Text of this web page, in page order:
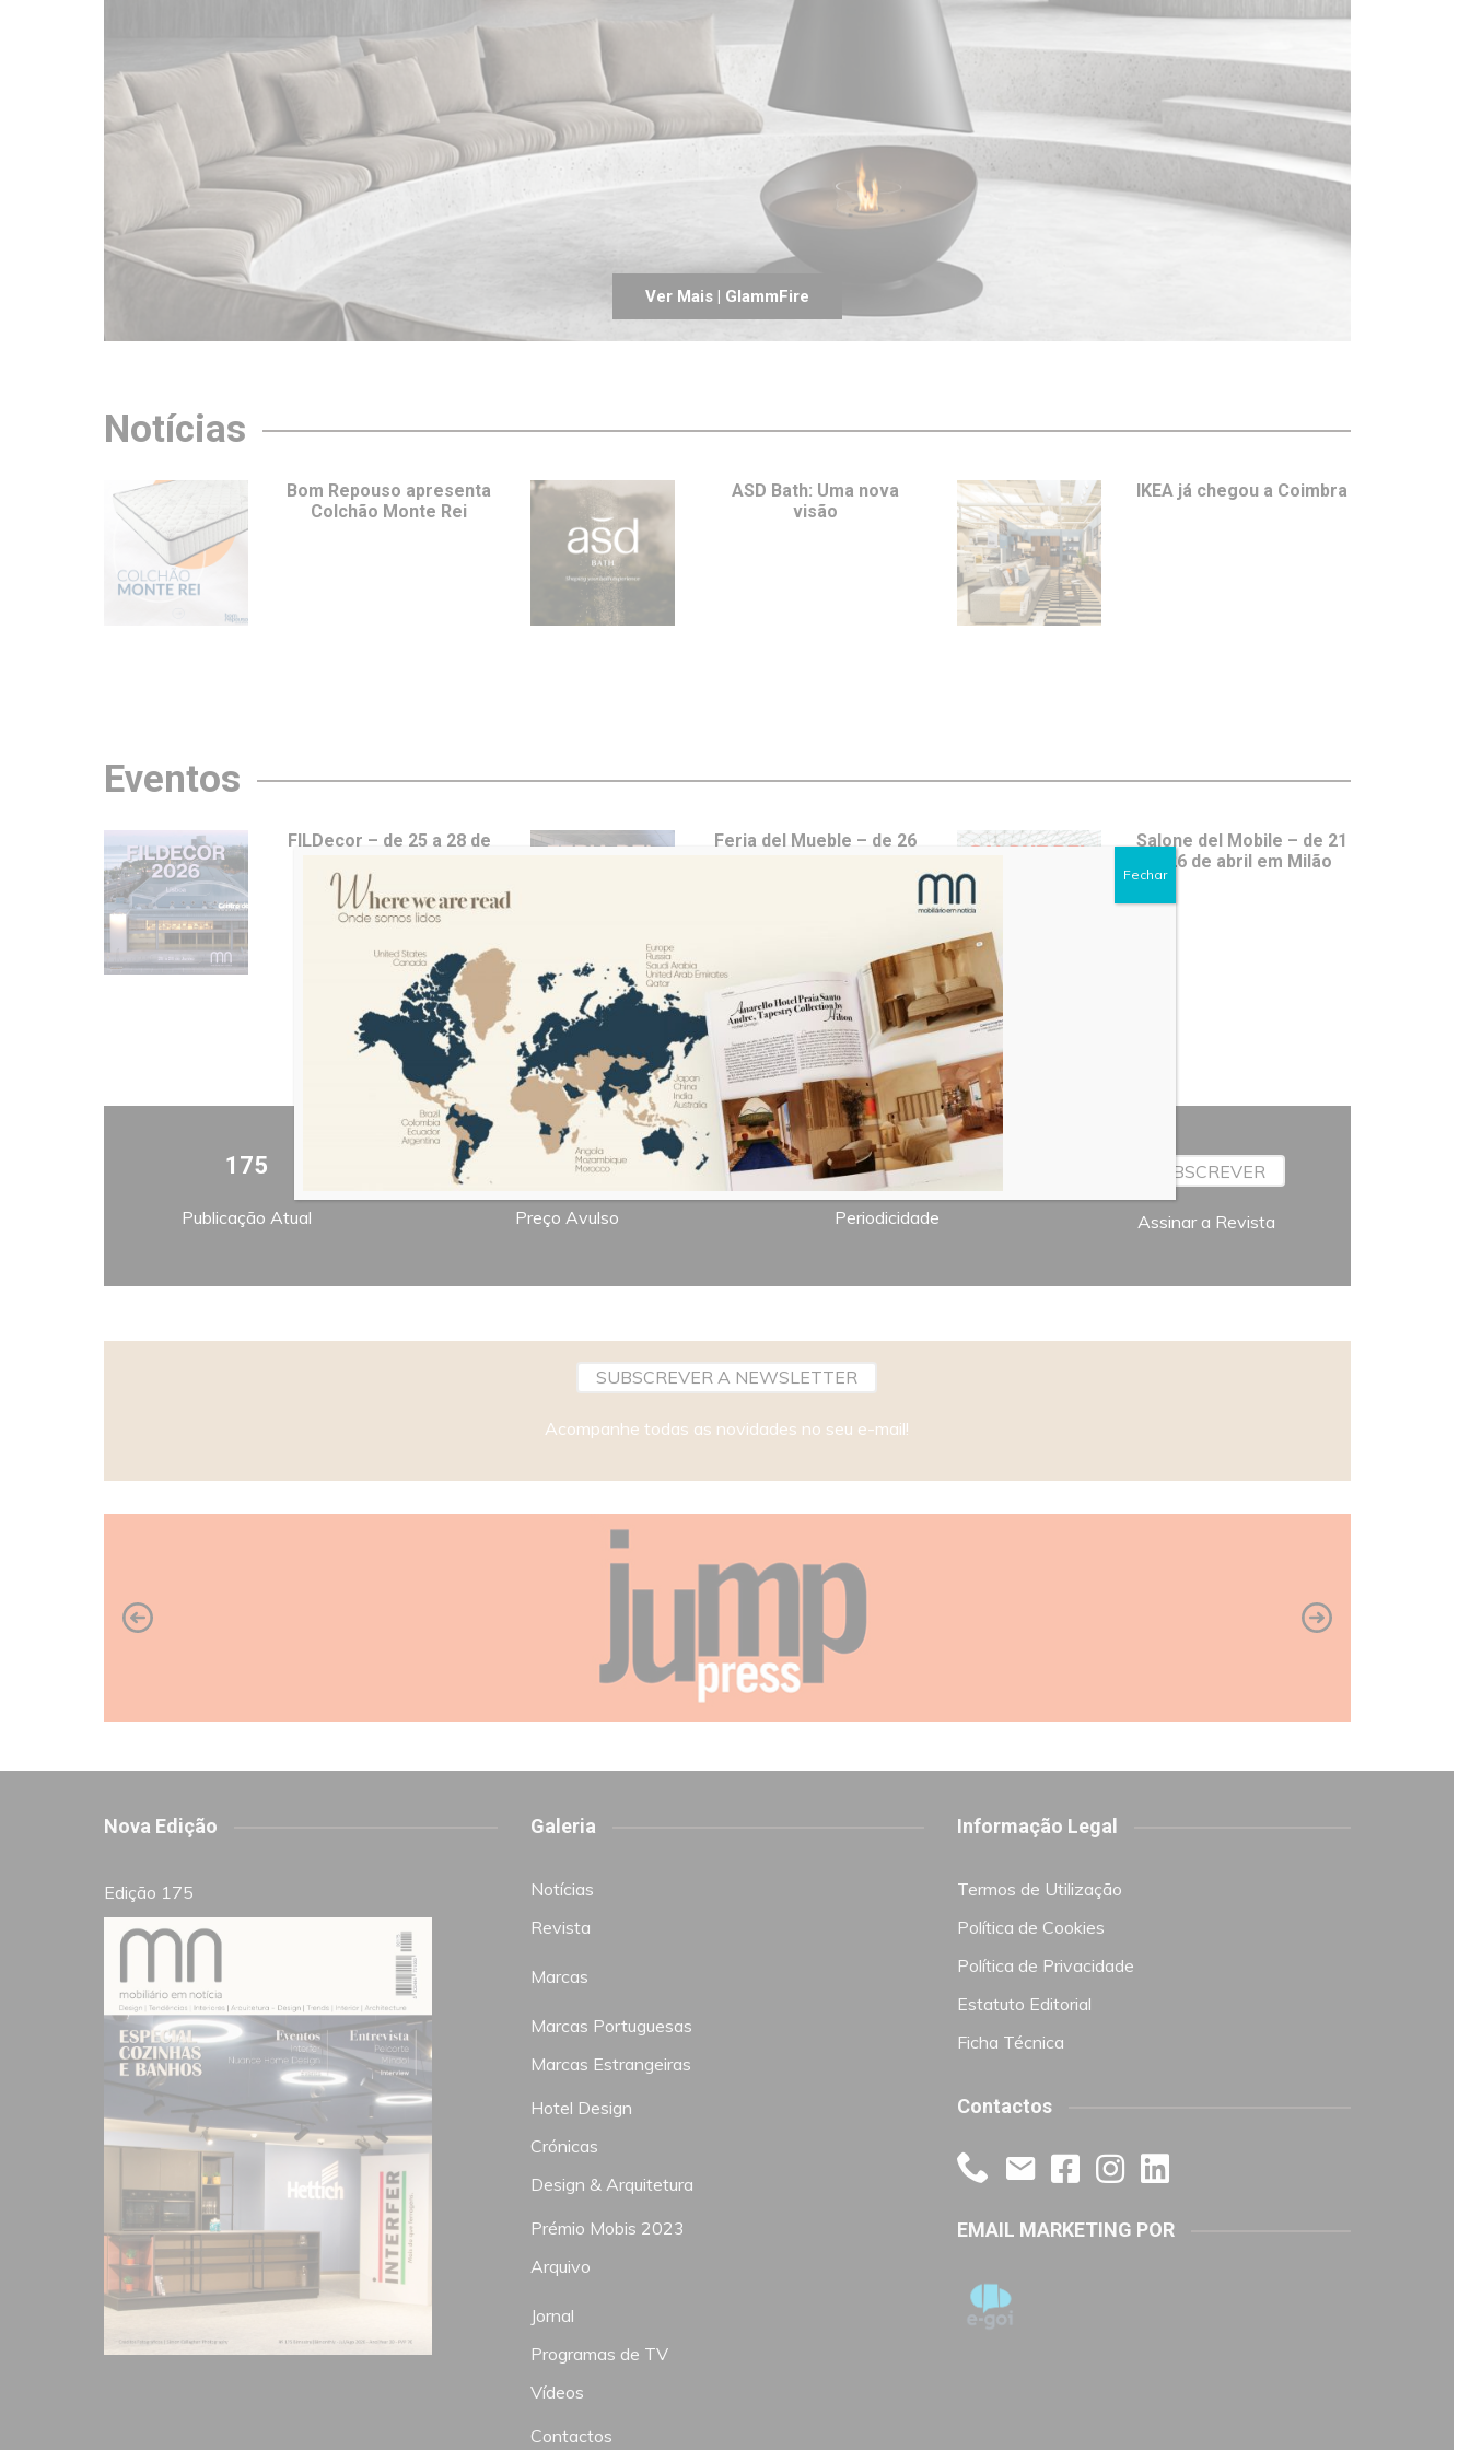
Ver Mais | GlammFire
Notícias
Bom Repouso apresenta
Colchão Monte Rei
ASD Bath: Uma nova
visão
IKEA já chegou a Coimbra
Eventos
FILDecor – de 25 a 28 de
Feria del Mueble – de 26
Salone del Mobile – de 21
a 26 de abril em Milão
175
Publicação Atual
7,00€
Preço Avulso
Bimestral
Periodicidade
SUBSCREVER
Assinar a Revista
SUBSCREVER A NEWSLETTER
Acompanhe todas as novidades no seu e-mail!
Nova Edição
Edição 175
Galeria
Notícias
Revista
Marcas
Marcas Portuguesas
Marcas Estrangeiras
Hotel Design
Crónicas
Design & Arquitetura
Prémio Mobis 2023
Arquivo
Jornal
Programas de TV
Vídeos
Contactos
Informação Legal
Termos de Utilização
Política de Cookies
Política de Privacidade
Estatuto Editorial
Ficha Técnica
Contactos
EMAIL MARKETING POR
Fechar